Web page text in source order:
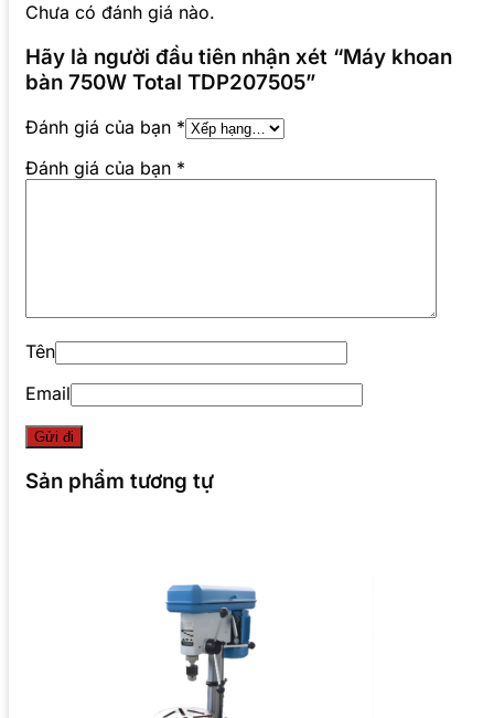
Chưa có đánh giá nào.
Hãy là người đầu tiên nhận xét “Máy khoan
bàn 750W Total TDP207505”
Đánh giá của bạn *
Đánh giá của bạn *
Tên
Email
Sản phẩm tương tự